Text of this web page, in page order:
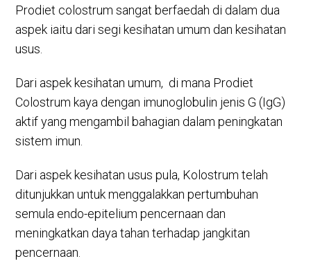
Prodiet colostrum sangat berfaedah di dalam dua
aspek iaitu dari segi kesihatan umum dan kesihatan
usus.
Dari aspek kesihatan umum, di mana Prodiet
Colostrum kaya dengan imunoglobulin jenis G (IgG)
aktif yang mengambil bahagian dalam peningkatan
sistem imun.
Dari aspek kesihatan usus pula, Kolostrum telah
ditunjukkan untuk menggalakkan pertumbuhan
semula endo-epitelium pencernaan dan
meningkatkan daya tahan terhadap jangkitan
pencernaan.